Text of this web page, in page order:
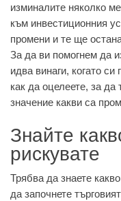
изминалите няколко
към инвестиционния
промени и те ще
За да ви помогнем да
идва винаги, когато
как да оцелеете, за да
значение какви са
Знайте
рискувате
Трябва да знаете
да започнете